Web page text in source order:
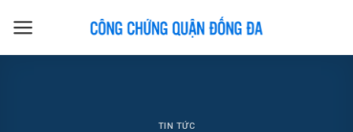
TIN TỨC